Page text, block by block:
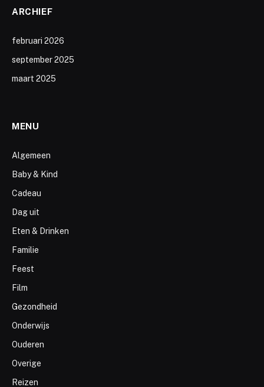
ARCHIEF
februari 2026
september 2025
maart 2025
MENU
Algemeen
Baby & Kind
Cadeau
Dag uit
Eten & Drinken
Familie
Feest
Film
Gezondheid
Onderwijs
Ouderen
Overige
Reizen